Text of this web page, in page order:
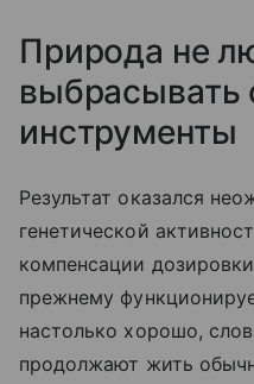
Природа не
выбрасывать
инструменты
Результат оказался
генетической
компенсации
прежнему
настолько хорошо,
продолжают жить